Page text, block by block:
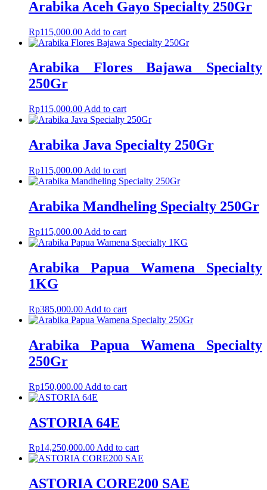
Arabika Aceh Gayo Specialty 250Gr
Rp115,000.00 Add to cart
Arabika Flores Bajawa Specialty
250Gr
Rp115,000.00 Add to cart
Arabika Java Specialty 250Gr
Rp115,000.00 Add to cart
Arabika Mandheling Specialty 250Gr
Rp115,000.00 Add to cart
Arabika Papua Wamena Specialty
1KG
Rp385,000.00 Add to cart
Arabika Papua Wamena Specialty
250Gr
Rp150,000.00 Add to cart
ASTORIA 64E
Rp14,250,000.00Add to cart
ASTORIA CORE200 SAE